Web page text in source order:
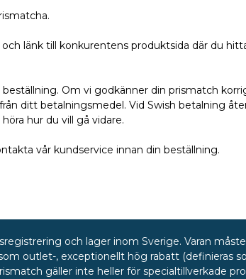
länk till konkurentens produktsida där du
Om vi godkänner din prismatch
ditt betalningsmedel. Vid Swish betalning
hur du vill gå vidare.
vår kundservice innan din beställning.
och lager inom Sverige. Varan
outlet-, exceptionellt hög rabatt (definieras
gäller inte heller för specialtillverkade